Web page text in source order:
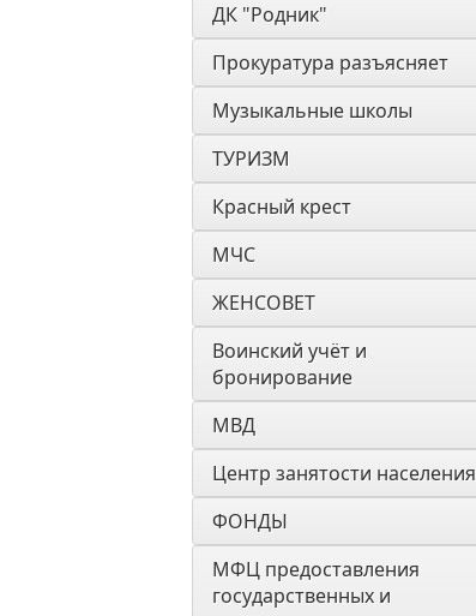
ДК "Родник"
Прокуратура разъясняет
Музыкальные школы
ТУРИЗМ
Красный крест
МЧС
ЖЕНСОВЕТ
Воинский учёт и
бронирование
МВД
Центр занятости населения
ФОНДЫ
МФЦ предоставления
государственных и